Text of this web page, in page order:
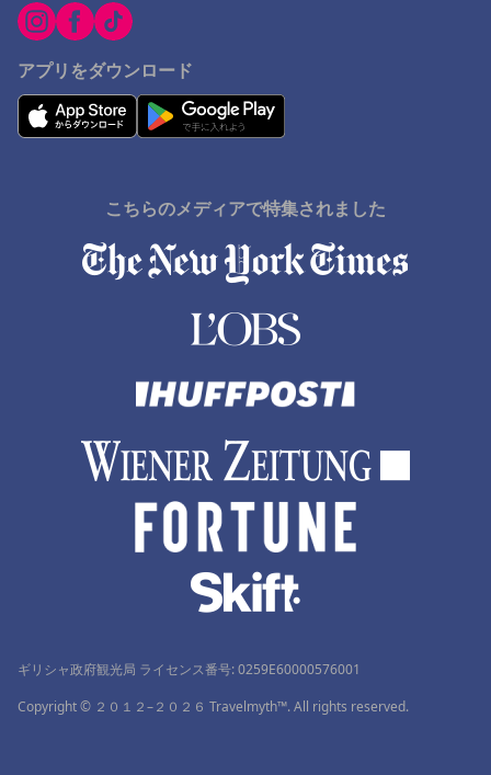
アプリをダウンロード
こちらのメディアで特集されました
ギリシャ政府観光局 ライセンス番号: 0259Ε60000576001
Copyright © ２０１２–２０２６ Travelmyth™. All rights reserved.